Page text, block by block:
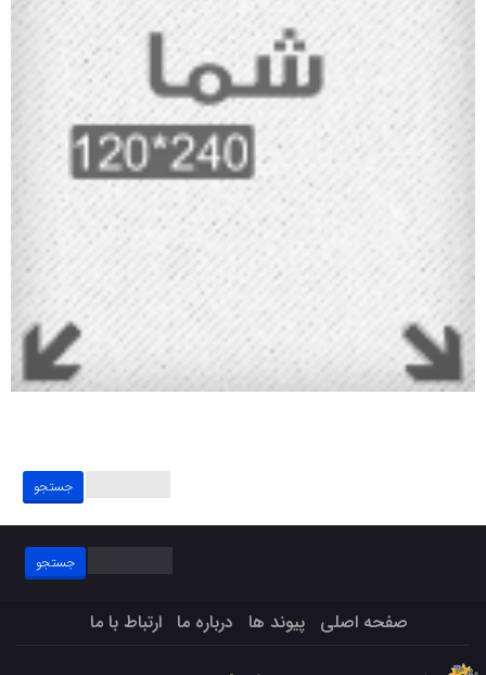
جستجو
برای:
جستجو
برای:
صفحه اصلی پیوند ها درباره ما ارتباط با ما